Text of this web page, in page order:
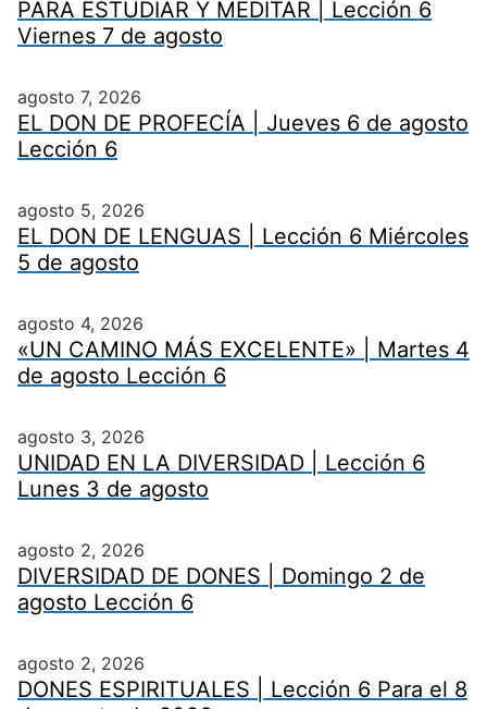
PARA ESTUDIAR Y MEDITAR | Lección 6
Viernes 7 de agosto
agosto 7, 2026
EL DON DE PROFECÍA | Jueves 6 de agosto
Lección 6
agosto 5, 2026
EL DON DE LENGUAS | Lección 6 Miércoles
5 de agosto
agosto 4, 2026
«UN CAMINO MÁS EXCELENTE» | Martes 4
de agosto Lección 6
agosto 3, 2026
UNIDAD EN LA DIVERSIDAD | Lección 6
Lunes 3 de agosto
agosto 2, 2026
DIVERSIDAD DE DONES | Domingo 2 de
agosto Lección 6
agosto 2, 2026
DONES ESPIRITUALES | Lección 6 Para el 8